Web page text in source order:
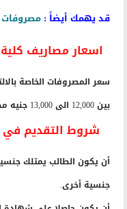
قد يهمك أيضاً : مصروفات
اسعار مصاريف كلية
سعر المصروفات الخاصة
بين 12,000 الى 13,000 جنيه مصري.
شروط التقديم في
أن يكون الطالب يمتلك
جنسية أخرى.